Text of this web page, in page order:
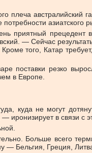
плеча
потребности
приятный прецедент
— Сейчас
того, Катар
резко
в Европе.
куда не могут
иронизирует в связи с
Больше всего
Бельгия, Греция,